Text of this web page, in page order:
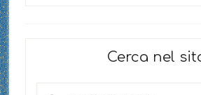
Cerca nel